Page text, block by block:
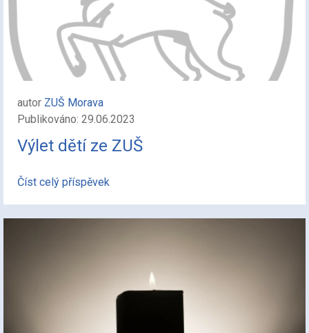
autor ZUŠ Morava
Publikováno: 29.06.2023
Výlet dětí ze ZUŠ
Číst celý příspěvek